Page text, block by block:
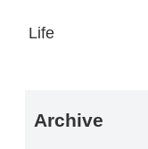
Life
Archive